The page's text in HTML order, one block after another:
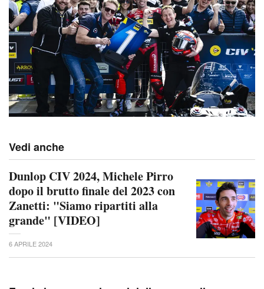
Vedi anche
Dunlop CIV 2024, Michele Pirro
dopo il brutto finale del 2023 con
Zanetti: "Siamo ripartiti alla
grande" [VIDEO]
6 APRILE 2024